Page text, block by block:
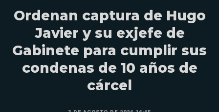
Ordenan captura de Hugo
Javier y su exjefe de
Gabinete para cumplir sus
condenas de 10 años de
cárcel